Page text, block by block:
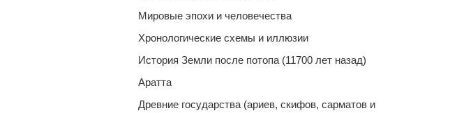
Мировые эпохи и человечества
Хронологические схемы и иллюзии
История Земли после потопа (11700 лет назад)
Аратта
Древние государства (ариев, скифов, сарматов и